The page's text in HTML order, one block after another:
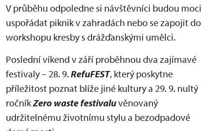
V průběhu odpoledne si návštěvníci budou moci
uspořádat piknik v zahradách nebo se zapojit do
workshopu kresby s drážďanskými umělci.
Poslední víkend v září proběhnou dva zajímavé
festivaly – 28. 9.RefuFEST, který poskytne
příležitost poznat blíže jiné kultury a 29. 9. nultý
ročníkZero waste festivaluvěnovaný
udržitelnému životnímu stylu a bezodpadové